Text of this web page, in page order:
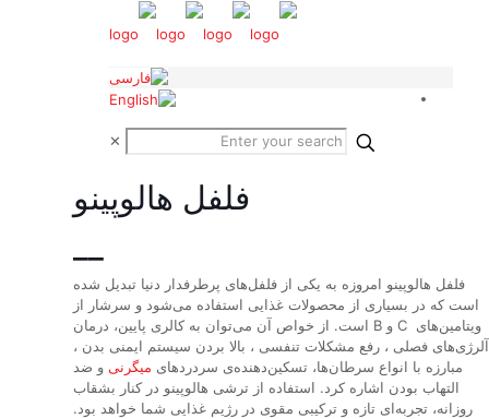
✕
فلفل هالوپینو
فلفل هالوپینو امروزه به یکی از فلفل‌های پرطرفدار دنیا تبدیل شده
است که در بسیاری از محصولات غذایی استفاده می‌شود و سرشار از
ویتامین‌های C و B است. از خواص آن می‌توان به کالری پایین، درمان
آلرژی‌های فصلی ، رفع مشکلات تنفسی ، بالا بردن سیستم ایمنی بدن ،
مبارزه با انواع سرطان‌ها، تسکین‌دهنده‌ی سردردهای میگرنی و ضد
التهاب بودن اشاره کرد. استفاده از ترشی هالوپینو در کنار بشقاب
روزانه، تجربه‌ای تازه و ترکیبی مقوی در رژیم غذایی شما خواهد بود.